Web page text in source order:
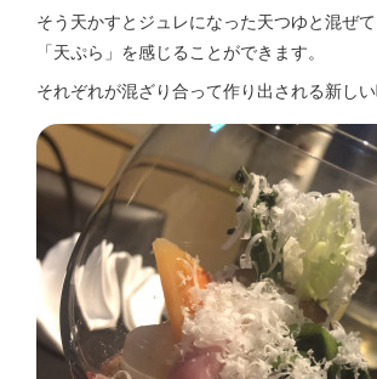
そう天かすとジュレになった天つゆと混ぜ
「天ぷら」を感じることができます。
それぞれが混ざり合って作り出される新しい